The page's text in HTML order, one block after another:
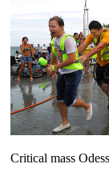
Critical mass